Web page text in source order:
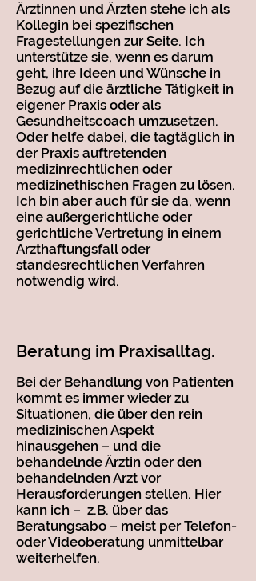
Ärztinnen und Ärzten stehe ich als
Kollegin bei spezifischen
Fragestellungen zur Seite. Ich
unterstütze sie, wenn es darum
geht, ihre Ideen und Wünsche in
Bezug auf die ärztliche Tätigkeit in
eigener Praxis oder als
Gesundheitscoach umzusetzen.
Oder helfe dabei, die tagtäglich in
der Praxis auftretenden
medizinrechtlichen oder
medizinethischen Fragen zu lösen.
Ich bin aber auch für sie da, wenn
eine außergerichtliche oder
gerichtliche Vertretung in einem
Arzthaftungsfall oder
standesrechtlichen Verfahren
notwendig wird.
Beratung im Praxisalltag.
Bei der Behandlung von Patienten
kommt es immer wieder zu
Situationen, die über den rein
medizinischen Aspekt
hinausgehen – und die
behandelnde Ärztin oder den
behandelnden Arzt vor
Herausforderungen stellen. Hier
kann ich – z.B. über das
Beratungsabo – meist per Telefon-
oder Videoberatung unmittelbar
weiterhelfen.